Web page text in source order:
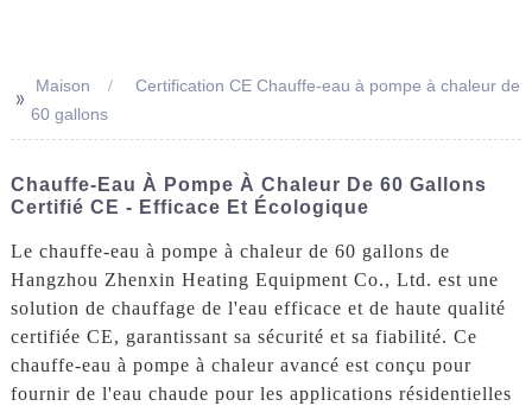
>> Maison
Certification CE Chauffe-eau à pompe à chaleur de
60 gallons
Chauffe-Eau À Pompe À Chaleur De 60 Gallons
Certifié CE - Efficace Et Écologique
Le chauffe-eau à pompe à chaleur de 60 gallons de
Hangzhou Zhenxin Heating Equipment Co., Ltd. est une
solution de chauffage de l'eau efficace et de haute qualité
certifiée CE, garantissant sa sécurité et sa fiabilité. Ce
chauffe-eau à pompe à chaleur avancé est conçu pour
fournir de l'eau chaude pour les applications résidentielles